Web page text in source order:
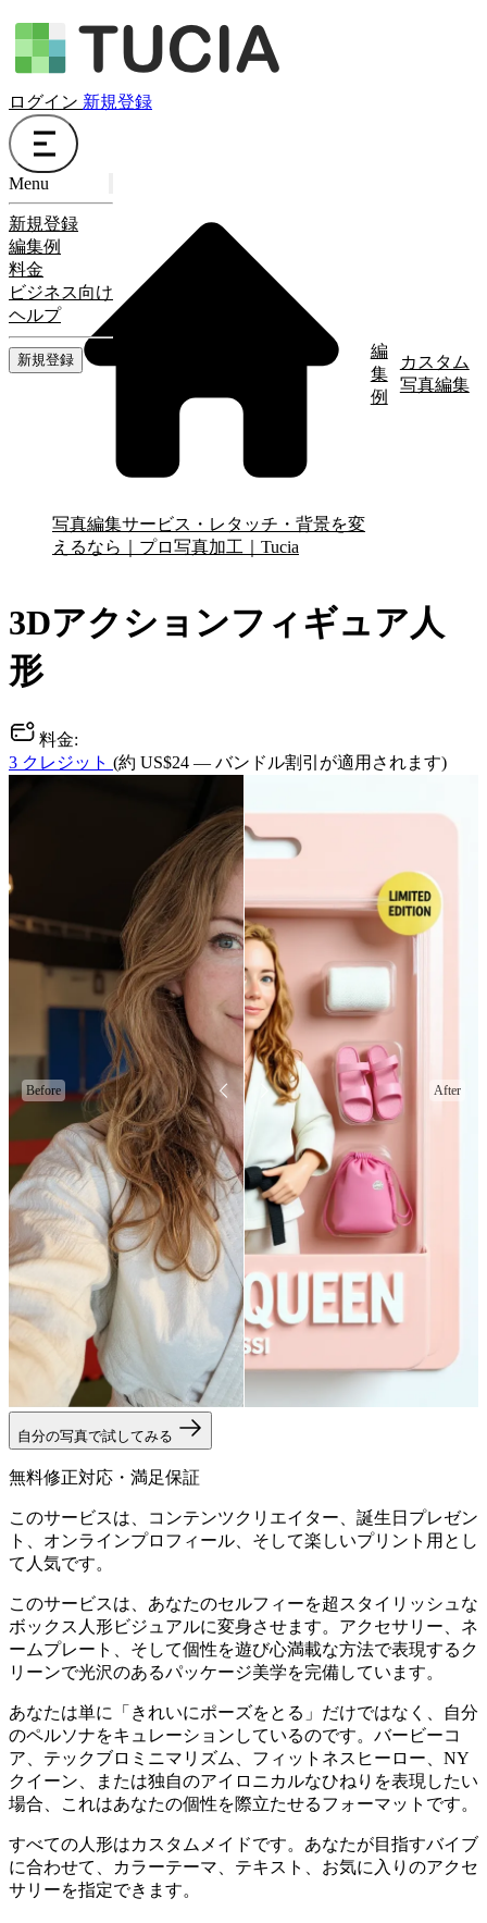
ログイン 新規登録
Menu
新規登録
編集例
料金
ビジネス向け
ヘルプ
新規登録
写真編集サービス・レタッチ・背景を変
えるなら｜プロ写真加工｜Tucia
編
集
例
カスタム
写真編集
3Dアクションフィギュア人
形
料金:
3 クレジット (約 US$24 — バンドル割引が適用されます)
Before After
自分の写真で試してみる
無料修正対応・満足保証
このサービスは、コンテンツクリエイター、誕生日プレゼン
ト、オンラインプロフィール、そして楽しいプリント用とし
て人気です。
このサービスは、あなたのセルフィーを超スタイリッシュな
ボックス人形ビジュアルに変身させます。アクセサリー、ネ
ームプレート、そして個性を遊び心満載な方法で表現するク
リーンで光沢のあるパッケージ美学を完備しています。
あなたは単に「きれいにポーズをとる」だけではなく、自分
のペルソナをキュレーションしているのです。バービーコ
ア、テックブロミニマリズム、フィットネスヒーロー、NY
クイーン、または独自のアイロニカルなひねりを表現したい
場合、これはあなたの個性を際立たせるフォーマットです。
すべての人形はカスタムメイドです。あなたが目指すバイブ
に合わせて、カラーテーマ、テキスト、お気に入りのアクセ
サリーを指定できます。